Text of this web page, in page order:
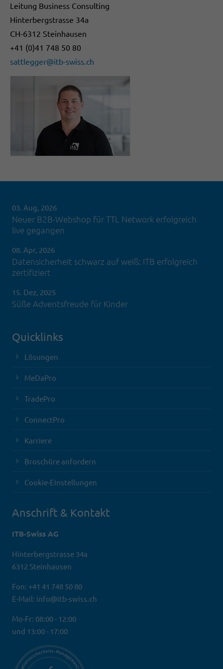
Leitung Business Consulting
Hinterbergstrasse 34a
CH-6312 Steinhausen
+41 (0)41 748 50 80
sattlegger@itb-swiss.ch
03. Aug, 2026
Neuer B2B-Webshop für TTL Network erfolgreich
live gegangen
08. Apr, 2026
Datensicherheit schwarz auf weiß: ITB erfolgreich
zertifiziert
15. Dez, 2025
Süße Adventsfreude für Kinder
Quicklinks
Lösungen
MeDaPro
TradePro
ConnectPro
Karriere
Broschüre anfordern
Cookie-Einstellungen
Anschrift & Kontakt
ITB-Swiss AG
Hinterbergstrasse 34a
6312 Steinhausen
Fon: +41 41 748 50 80
E-Mail: info@itb-swiss.ch
Mo-Fr: 08:00 - 12:00
und 13:00 - 17:00